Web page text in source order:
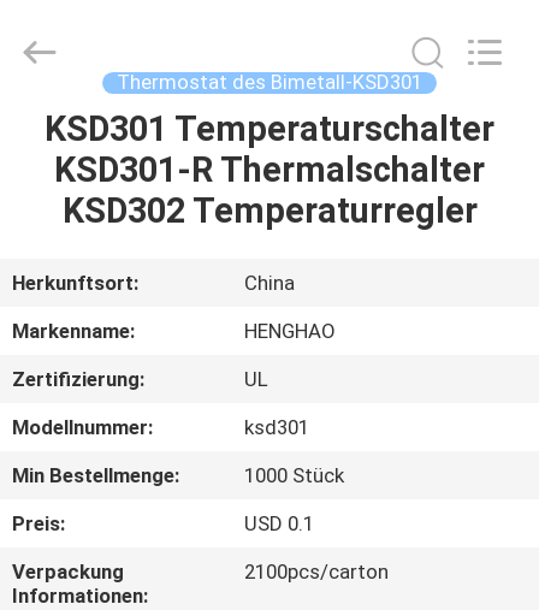
STARTSEITE
PRODUKTE
VR
SHOW
ÜBER
UNS
FABRIK
TOUR
Electric
Reserved.
Thermostat des Bimetall-KSD301
KSD301 Temperaturschalter
KSD301-R Thermalschalter
KSD302 Temperaturregler
Herkunftsort:
China
Markenname:
HENGHAO
Zertifizierung:
UL
Modellnummer:
ksd301
Min Bestellmenge:
1000 Stück
Preis:
USD 0.1
Verpackung
Informationen:
2100pcs/carton